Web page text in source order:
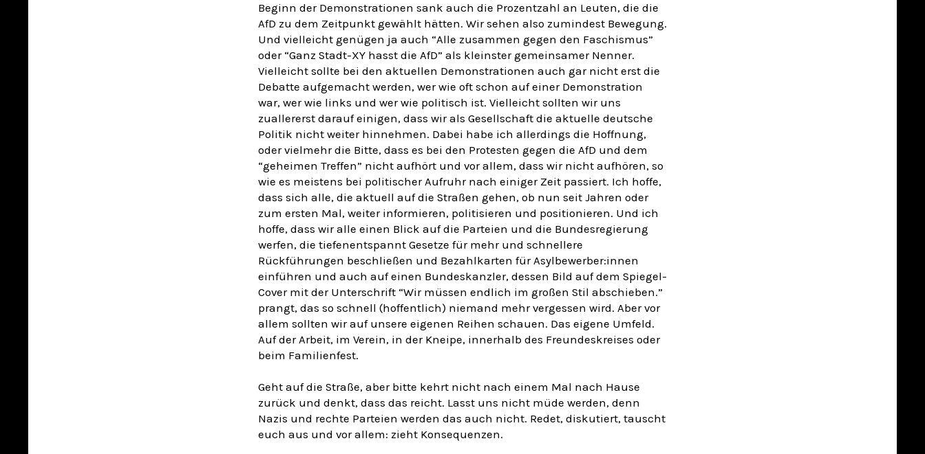
Beginn der Demonstrationen sank auch die Prozentzahl an Leuten, die die
AfD zu dem Zeitpunkt gewählt hätten. Wir sehen also zumindest Bewegung.
Und vielleicht genügen ja auch “Alle zusammen gegen den Faschismus”
oder “Ganz Stadt-XY hasst die AfD” als kleinster gemeinsamer Nenner.
Vielleicht sollte bei den aktuellen Demonstrationen auch gar nicht erst die
Debatte aufgemacht werden, wer wie oft schon auf einer Demonstration
war, wer wie links und wer wie politisch ist. Vielleicht sollten wir uns
zuallererst darauf einigen, dass wir als Gesellschaft die aktuelle deutsche
Politik nicht weiter hinnehmen. Dabei habe ich allerdings die Hoffnung,
oder vielmehr die Bitte, dass es bei den Protesten gegen die AfD und dem
“geheimen Treffen” nicht aufhört und vor allem, dass wir nicht aufhören, so
wie es meistens bei politischer Aufruhr nach einiger Zeit passiert. Ich hoffe,
dass sich alle, die aktuell auf die Straßen gehen, ob nun seit Jahren oder
zum ersten Mal, weiter informieren, politisieren und positionieren. Und ich
hoffe, dass wir alle einen Blick auf die Parteien und die Bundesregierung
werfen, die tiefenentspannt Gesetze für mehr und schnellere
Rückführungen beschließen und Bezahlkarten für Asylbewerber:innen
einführen und auch auf einen Bundeskanzler, dessen Bild auf dem Spiegel-
Cover mit der Unterschrift “Wir müssen endlich im großen Stil abschieben.”
prangt, das so schnell (hoffentlich) niemand mehr vergessen wird. Aber vor
allem sollten wir auf unsere eigenen Reihen schauen. Das eigene Umfeld.
Auf der Arbeit, im Verein, in der Kneipe, innerhalb des Freundeskreises oder
beim Familienfest.
Geht auf die Straße, aber bitte kehrt nicht nach einem Mal nach Hause
zurück und denkt, dass das reicht. Lasst uns nicht müde werden, denn
Nazis und rechte Parteien werden das auch nicht. Redet, diskutiert, tauscht
euch aus und vor allem: zieht Konsequenzen.